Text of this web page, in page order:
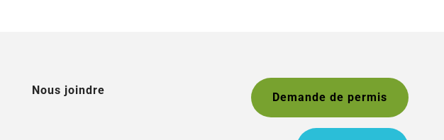
Nous joindre
Demande de permis